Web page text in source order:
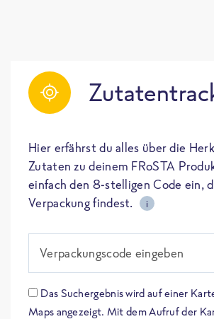
Hier erfährst du alles über die
Zutaten zu deinem FRoSTA
einfach den 8-stelligen Code ein,
Verpackung findest.
i
Verpackungscode eingeben
Das Suchergebnis wird auf einer
Maps angezeigt. Mit dem Aufruf der